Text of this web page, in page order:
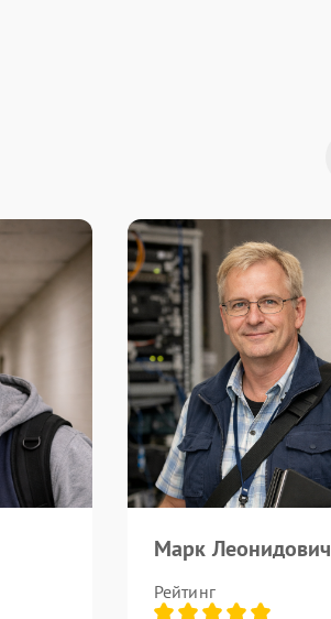
Марк Леонидович
Рейтинг